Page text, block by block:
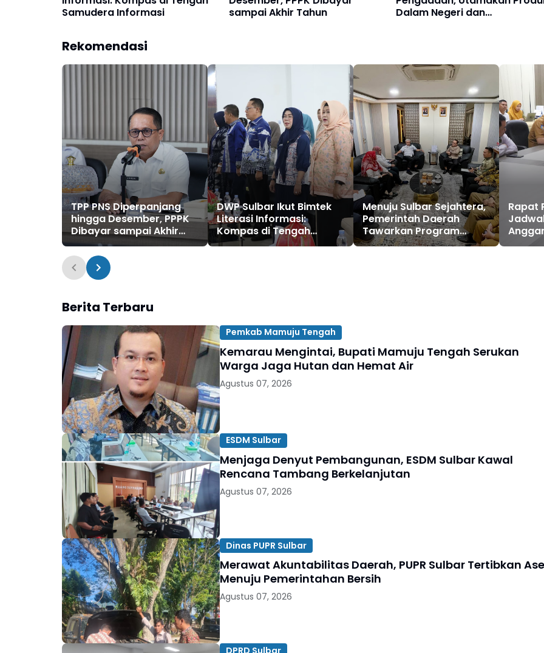
Samudera Informasi
sampai Akhir Tahun
Dalam Negeri dan
Rekomendasi
TPP PNS Diperpanjang
hingga Desember, PPPK
Dibayar sampai Akhir
Tahun
DWP Sulbar Ikut Bimtek
Literasi Informasi:
Kompas di Tengah
Samudera Informasi
Menuju Sulbar Sejahtera,
Pemerintah Daerah
Tawarkan Program
Ketenagakerjaan ke
Rapat
Berita Terbaru
Pemkab Mamuju Tengah
Kemarau Mengintai, Bupati Mamuju Tengah Serukan
Warga Jaga Hutan dan Hemat Air
Agustus 07, 2026
ESDM Sulbar
Menjaga Denyut Pembangunan, ESDM Sulbar Kawal
Rencana Tambang Berkelanjutan
Agustus 07, 2026
Dinas PUPR Sulbar
Merawat Akuntabilitas Daerah, PUPR Sulbar Tertibkan
Menuju Pemerintahan Bersih
Agustus 07, 2026
DPRD Sulbar